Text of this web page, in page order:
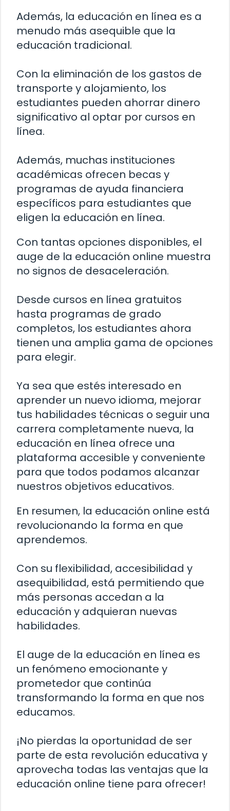
Además, la educación en línea es a
menudo más asequible que la
educación tradicional.
Con la eliminación de los gastos de
transporte y alojamiento, los
estudiantes pueden ahorrar dinero
significativo al optar por cursos en
línea.
Además, muchas instituciones
académicas ofrecen becas y
programas de ayuda financiera
específicos para estudiantes que
eligen la educación en línea.
Con tantas opciones disponibles, el
auge de la educación online muestra
no signos de desaceleración.
Desde cursos en línea gratuitos
hasta programas de grado
completos, los estudiantes ahora
tienen una amplia gama de opciones
para elegir.
Ya sea que estés interesado en
aprender un nuevo idioma, mejorar
tus habilidades técnicas o seguir una
carrera completamente nueva, la
educación en línea ofrece una
plataforma accesible y conveniente
para que todos podamos alcanzar
nuestros objetivos educativos.
En resumen, la educación online está
revolucionando la forma en que
aprendemos.
Con su flexibilidad, accesibilidad y
asequibilidad, está permitiendo que
más personas accedan a la
educación y adquieran nuevas
habilidades.
El auge de la educación en línea es
un fenómeno emocionante y
prometedor que continúa
transformando la forma en que nos
educamos.
¡No pierdas la oportunidad de ser
parte de esta revolución educativa y
aprovecha todas las ventajas que la
educación online tiene para ofrecer!